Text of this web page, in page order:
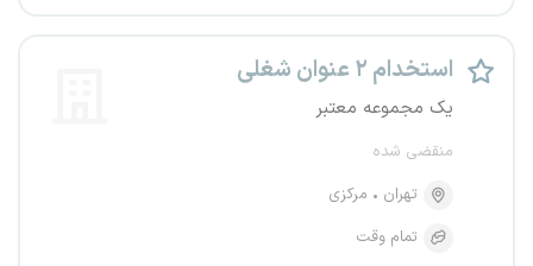
استخدام ۲ عنوان شغلی
یک مجموعه معتبر
منقضی شده
تهران
مرکزی
تمام وقت